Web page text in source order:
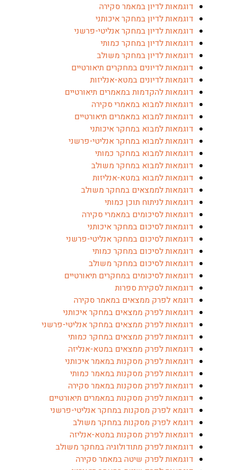
דוגמאות לדיון במאמר סקירה
דוגמאות לדיון במחקר איכותני
דוגמאות לדיון במחקר אנליטי-פרשני
דוגמאות לדיון במחקר כמותי
דוגמאות לדיון במחקר משולב
דוגמאות לדיונים במחקרים תיאורטיים
דוגמאות לדיונים במטא-אנליזות
דוגמאות להקדמות במאמרים תיאורטיים
דוגמאות למבוא במאמרי סקירה
דוגמאות למבוא במאמרים תיאורטיים
דוגמאות למבוא במחקר איכותני
דוגמאות למבוא במחקר אנליטי-פרשני
דוגמאות למבוא במחקר כמותי
דוגמאות למבוא במחקר משולב
דוגמאות למבוא במטא-אנליזות
דוגמאות לממצאים במחקר משולב
דוגמאות לניתוח תוכן כמותי
דוגמאות לסיכומים במאמרי סקירה
דוגמאות לסיכום במחקר איכותני
דוגמאות לסיכום במחקר אנליטי-פרשני
דוגמאות לסיכום במחקר כמותי
דוגמאות לסיכום במחקר משולב
דוגמאות לסיכומים במחקרים תיאורטיים
דוגמאות לסקירת ספרות
דוגמא לפרק ממצאים במאמר סקירה
דוגמאות לפרק ממצאים במחקר איכותני
דוגמאות לפרק ממצאים במחקר אנליטי-פרשני
דוגמאות לפרק ממצאים במחקר כמותי
דוגמאות לפרק ממצאים במטא-אנליזה
דוגמאות לפרק מסקנות במאמר איכותני
דוגמאות לפרק מסקנות במאמר כמותי
דוגמאות לפרק מסקנות במאמר סקירה
דוגמאות לפרק מסקנות במאמרים תיאורטיים
דוגמא לפרק מסקנות במחקר אנליטי-פרשני
דוגמא לפרק מסקנות במחקר משולב
דוגמאות לפרק מסקנות במטא-אנליזה
דוגמאות לפרק מתודולוגיה במחקר משולב
דוגמאות לפרק שיטה במאמר סקירה